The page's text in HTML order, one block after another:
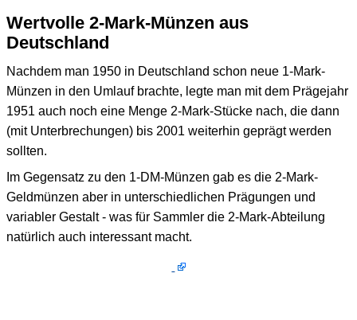
Energiesparen Fonds
Kleingeld Kredite Spartipps
Steuern Urlaub Versicherungen
Wertvolle 2-Mark-Münzen aus
Deutschland
Nachdem man 1950 in Deutschland schon neue 1-Mark-
Münzen in den Umlauf brachte, legte man mit dem Prägejahr
1951 auch noch eine Menge 2-Mark-Stücke nach, die dann
(mit Unterbrechungen) bis 2001 weiterhin geprägt werden
sollten.
Im Gegensatz zu den 1-DM-Münzen gab es die 2-Mark-
Geldmünzen aber in unterschiedlichen Prägungen und
variabler Gestalt - was für Sammler die 2-Mark-Abteilung
natürlich auch interessant macht.